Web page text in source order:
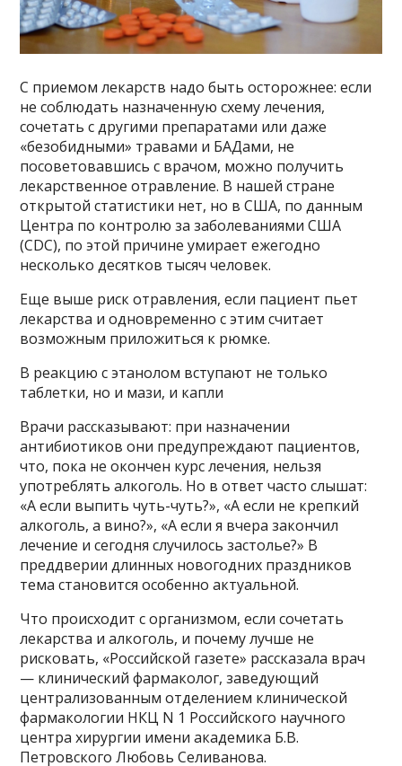
С приемом лекарств надо быть осторожнее: если
не соблюдать назначенную схему лечения,
сочетать с другими препаратами или даже
«безобидными» травами и БАДами, не
посоветовавшись с врачом, можно получить
лекарственное отравление. В нашей стране
открытой статистики нет, но в США, по данным
Центра по контролю за заболеваниями США
(CDC), по этой причине умирает ежегодно
несколько десятков тысяч человек.
Еще выше риск отравления, если пациент пьет
лекарства и одновременно с этим считает
возможным приложиться к рюмке.
В реакцию с этанолом вступают не только
таблетки, но и мази, и капли
Врачи рассказывают: при назначении
антибиотиков они предупреждают пациентов,
что, пока не окончен курс лечения, нельзя
употреблять алкоголь. Но в ответ часто слышат:
«А если выпить чуть-чуть?», «А если не крепкий
алкоголь, а вино?», «А если я вчера закончил
лечение и сегодня случилось застолье?» В
преддверии длинных новогодних праздников
тема становится особенно актуальной.
Что происходит с организмом, если сочетать
лекарства и алкоголь, и почему лучше не
рисковать, «Российской газете» рассказала врач
— клинический фармаколог, заведующий
централизованным отделением клинической
фармакологии НКЦ N 1 Российского научного
центра хирургии имени академика Б.В.
Петровского Любовь Селиванова.